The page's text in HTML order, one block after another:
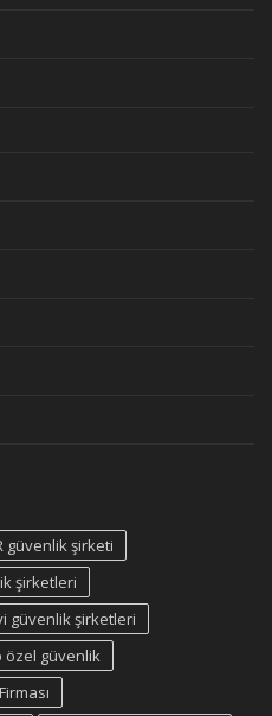
güvenlik şirketi
şirketleri
güvenlik şirketleri
özel güvenlik